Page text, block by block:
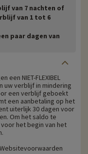
van 7 nachten of
van 1 tot 6
paar dagen van
NIET-FLEXIBEL
uw verblijf in mindering
een verblijf geboekt
een aanbetaling op het
uiterlijk 30 dagen voor
Om het saldo te
het begin van het